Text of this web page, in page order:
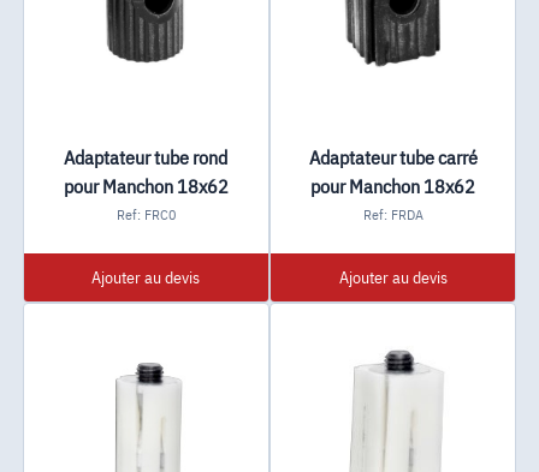
Adaptateur tube rond
pour Manchon 18x62
Ref: FRC0
Ajouter au devis
Adaptateur tube carré
pour Manchon 18x62
Ref: FRDA
Ajouter au devis